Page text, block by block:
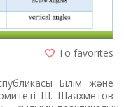
To favorites
Білім және
Ш. Шаяхметов